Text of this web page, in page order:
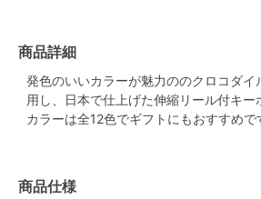
商品詳細
発色のいいカラーが魅力ののクロコダイ
用し、日本で仕上げた伸縮リール付キー
カラーは全12色でギフトにもおすすめで
商品仕様